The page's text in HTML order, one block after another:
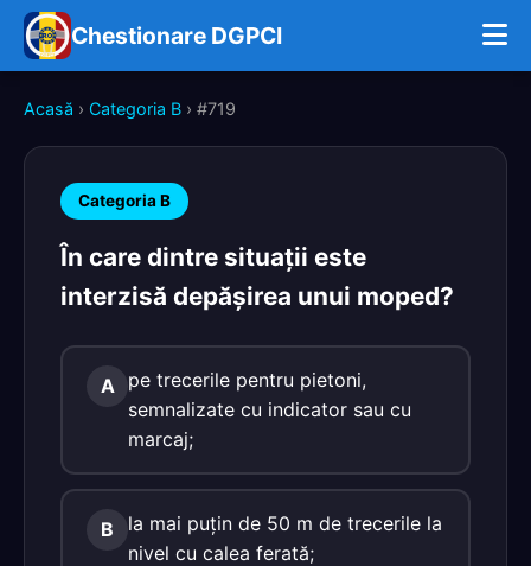
Chestionare DGPCI
Acasă › Categoria B › #719
Categoria B
În care dintre situaţii este
interzisă depăşirea unui moped?
A
pe trecerile pentru pietoni,
semnalizate cu indicator sau cu
marcaj;
B
la mai puţin de 50 m de trecerile la
nivel cu calea ferată;